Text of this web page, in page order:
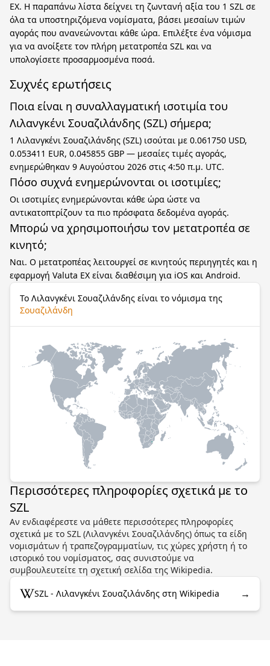
EX. Η παραπάνω λίστα δείχνει τη ζωντανή αξία του 1 SZL σε
όλα τα υποστηριζόμενα νομίσματα, βάσει μεσαίων τιμών
αγοράς που ανανεώνονται κάθε ώρα. Επιλέξτε ένα νόμισμα
για να ανοίξετε τον πλήρη μετατροπέα SZL και να
υπολογίσετε προσαρμοσμένα ποσά.
Συχνές ερωτήσεις
Ποια είναι η συναλλαγματική ισοτιμία του
Λιλανγκένι Σουαζιλάνδης (SZL) σήμερα;
1 Λιλανγκένι Σουαζιλάνδης (SZL) ισούται με 0.061750 USD,
0.053411 EUR, 0.045855 GBP — μεσαίες τιμές αγοράς,
ενημερώθηκαν 9 Αυγούστου 2026 στις 4:50 π.μ. UTC.
Πόσο συχνά ενημερώνονται οι ισοτιμίες;
Οι ισοτιμίες ενημερώνονται κάθε ώρα ώστε να
αντικατοπτρίζουν τα πιο πρόσφατα δεδομένα αγοράς.
Μπορώ να χρησιμοποιήσω τον μετατροπέα σε
κινητό;
Ναι. Ο μετατροπέας λειτουργεί σε κινητούς περιηγητές και η
εφαρμογή Valuta EX είναι διαθέσιμη για iOS και Android.
Το Λιλανγκένι Σουαζιλάνδης είναι το νόμισμα της
Σουαζιλάνδη
Περισσότερες πληροφορίες σχετικά με το
SZL
Αν ενδιαφέρεστε να μάθετε περισσότερες πληροφορίες
σχετικά με το SZL (Λιλανγκένι Σουαζιλάνδης) όπως τα είδη
νομισμάτων ή τραπεζογραμματίων, τις χώρες χρήστη ή το
ιστορικό του νομίσματος, σας συνιστούμε να
συμβουλευτείτε τη σχετική σελίδα της Wikipedia.
SZL - Λιλανγκένι Σουαζιλάνδης στη Wikipedia →